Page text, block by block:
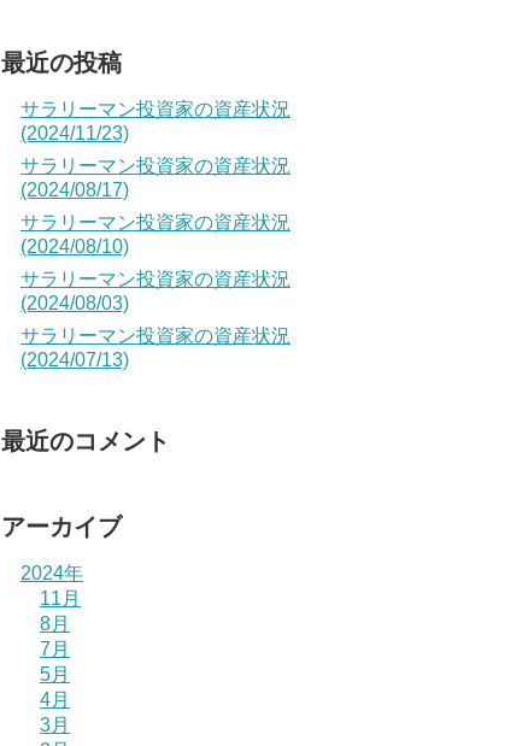
最近の投稿
サラリーマン投資家の資産状況
(2024/11/23)
サラリーマン投資家の資産状況
(2024/08/17)
サラリーマン投資家の資産状況
(2024/08/10)
サラリーマン投資家の資産状況
(2024/08/03)
サラリーマン投資家の資産状況
(2024/07/13)
最近のコメント
アーカイブ
2024年
11月
8月
7月
5月
4月
3月